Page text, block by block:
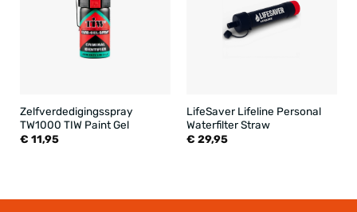
Zelfverdedigingsspray
TW1000 TIW Paint Gel
€ 11,95
LifeSaver Lifeline Personal
Waterfilter Straw
€ 29,95